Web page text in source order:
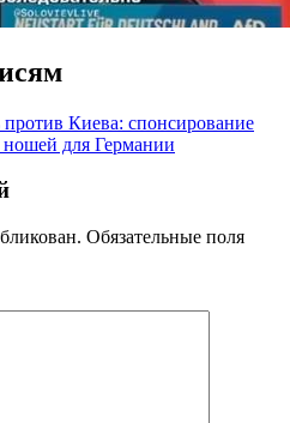
против Киева: спонсирование
для Германии
Обязательные поля